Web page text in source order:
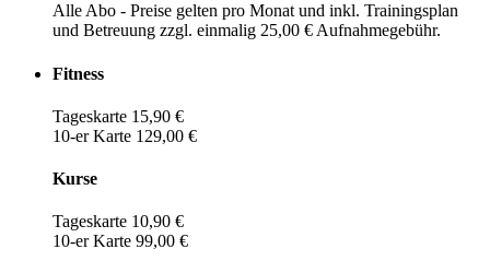
Alle Abo - Preise gelten pro Monat und inkl. Trainingsplan
und Betreuung zzgl. einmalig 25,00 € Aufnahmegebühr.
Fitness
Tageskarte 15,90 €
10-er Karte 129,00 €
Kurse
Tageskarte 10,90 €
10-er Karte 99,00 €